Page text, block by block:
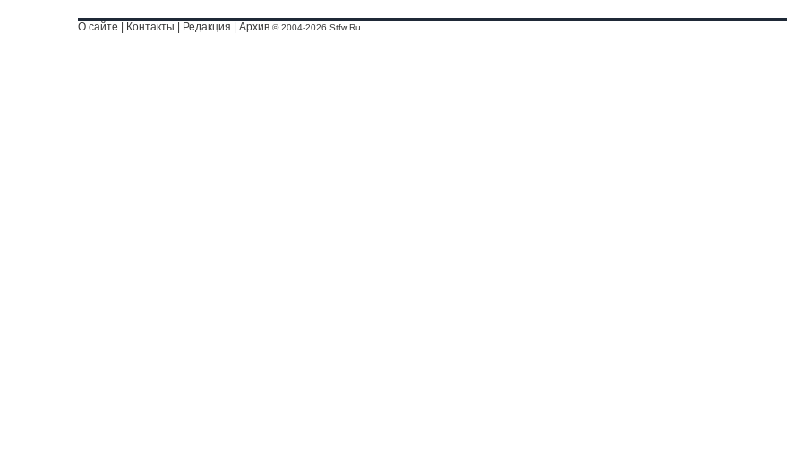
О сайте Контакты Редакция Архив © 2004-2026 Stfw.Ru